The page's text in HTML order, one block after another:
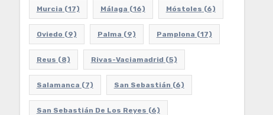
Murcia (17) Málaga (16) Móstoles (6)
Oviedo (9) Palma (9) Pamplona (17)
Reus (8) Rivas-Vaciamadrid (5)
Salamanca (7) San Sebastián (6)
San Sebastián De Los Reyes (6)